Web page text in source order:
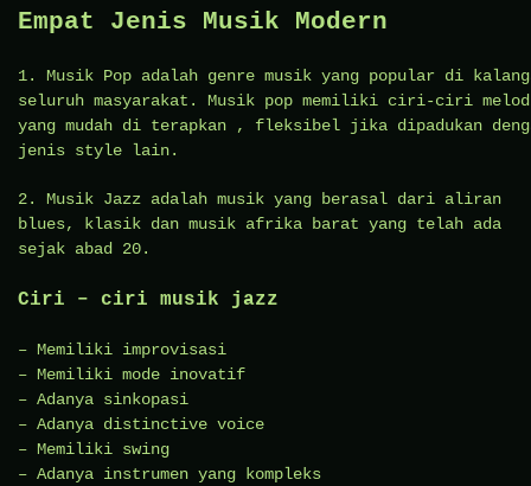
Empat Jenis Musik Modern
1. Musik Pop adalah genre musik yang popular di
seluruh masyarakat. Musik pop memiliki ciri-ciri
yang mudah di terapkan , fleksibel jika dipadukan
jenis style lain.
2. Musik Jazz adalah musik yang berasal dari aliran
blues, klasik dan musik afrika barat yang telah ada
sejak abad 20.
Ciri – ciri musik jazz
– Memiliki improvisasi
– Memiliki mode inovatif
– Adanya sinkopasi
– Adanya distinctive voice
– Memiliki swing
– Adanya instrumen yang kompleks